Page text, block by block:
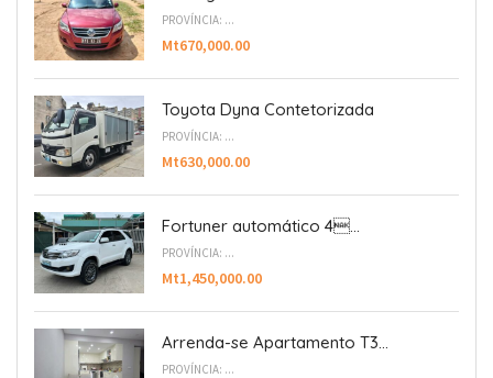
PROVÍNCIA: ...
Mt670,000.00
Toyota Dyna Contetorizada
PROVÍNCIA: ...
Mt630,000.00
Fortuner automático 4...
PROVÍNCIA: ...
Mt1,450,000.00
Arrenda-se Apartamento T3...
PROVÍNCIA: ...